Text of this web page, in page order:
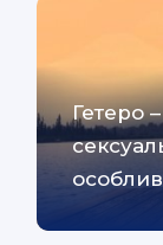
Гетеро